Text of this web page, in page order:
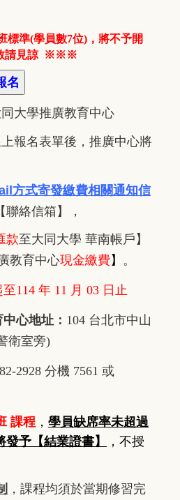
準(學員數7位)，將不予開
請見諒 ※※※
大學推廣教育中心
報名表單後，推廣中心將
方式寄發繳費相關通知信
絡信箱】，
款至大同大學 華南帳戶】
教育中心現金繳費 】 。
114 年 11 月 03 日止
心地址： 104 台北市中山
衛室旁)
2928 分機 7561 或
課程 ， 學員缺席率未超過
予【結業證書】
，不授
，課程均須於當期修習完